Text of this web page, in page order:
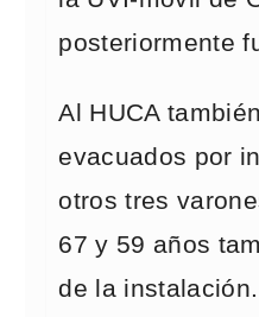
posteriormente
Al HUCA
evacuados por
otros tres
67 y 59 años
de la